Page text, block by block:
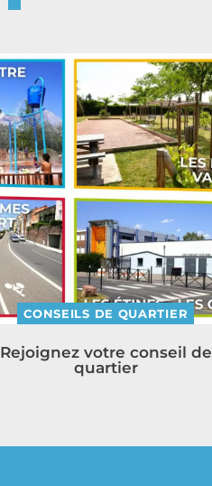
CONSEILS DE QUARTIER
Rejoignez votre conseil de
quartier